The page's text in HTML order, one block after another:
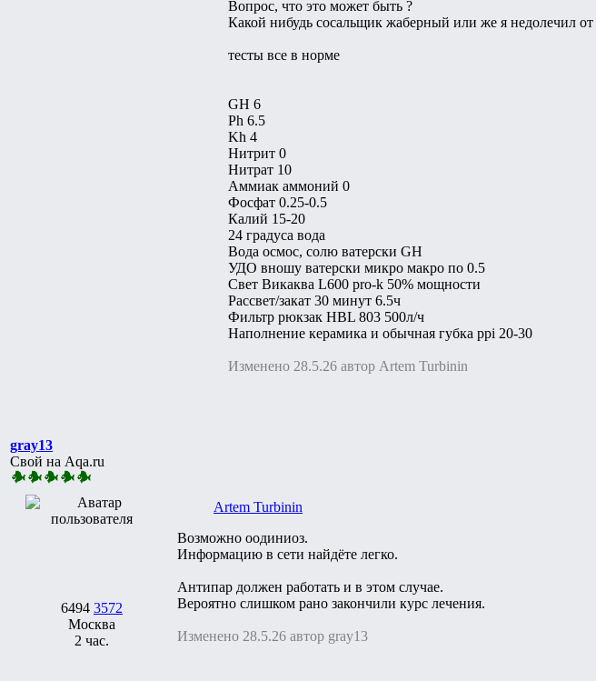
Вопрос, что это может быть ?
Какой нибудь сосальщик жаберный или же я недолечил от
тесты все в норме
GH 6
Ph 6.5
Kh 4
Нитрит 0
Нитрат 10
Аммиак аммоний 0
Фосфат 0.25-0.5
Калий 15-20
24 градуса вода
Вода осмос, солю ватерски GH
УДО вношу ватерски микро макро по 0.5
Свет Викаква L600 pro-k 50% мощности
Рассвет/закат 30 минут 6.5ч
Фильтр рюкзак HBL 803 500л/ч
Наполнение керамика и обычная губка ppi 20-30
Изменено 28.5.26 автор Artem Turbinin
gray13
Свой на Aqa.ru
6494 3572
Москва
2 час.
Artem Turbinin
Возможно оодиниоз.
Информацию в сети найдёте легко.
Антипар должен работать и в этом случае.
Вероятно слишком рано закончили курс лечения.
Изменено 28.5.26 автор gray13